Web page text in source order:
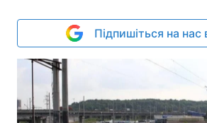
Підпишіться на нас